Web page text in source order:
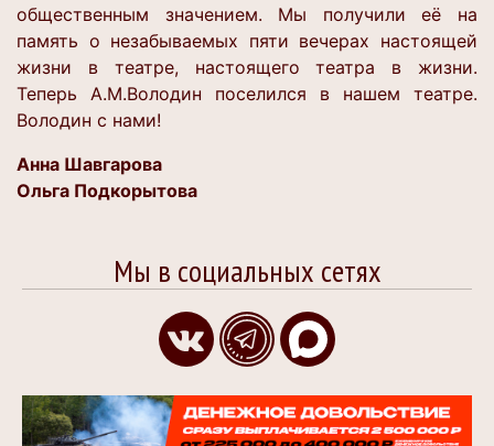
общественным значением. Мы получили её на
память о незабываемых пяти вечерах настоящей
жизни в театре, настоящего театра в жизни.
Теперь А.М.Володин поселился в нашем театре.
Володин с нами!
Анна Шавгарова
Ольга Подкорытова
Мы в социальных сетях